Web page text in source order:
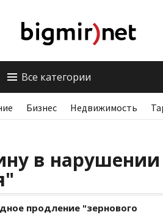
Все категории
Бизнес Недвижимость
в нарушении
продление "зернового